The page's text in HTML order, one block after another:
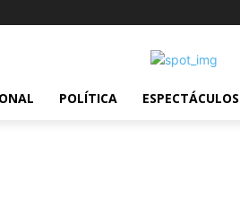
POLÍTICA ESPECTÁCULOS